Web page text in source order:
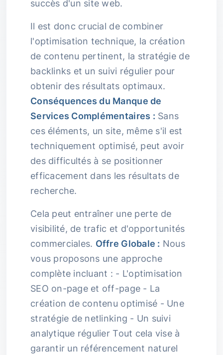
succès d'un site web.
Il est donc crucial de combiner
l'optimisation technique, la création
de contenu pertinent, la stratégie de
backlinks et un suivi régulier pour
obtenir des résultats optimaux.
Conséquences du Manque de
Services Complémentaires : Sans
ces éléments, un site, même s'il est
techniquement optimisé, peut avoir
des difficultés à se positionner
efficacement dans les résultats de
recherche.
Cela peut entraîner une perte de
visibilité, de trafic et d'opportunités
commerciales. Offre Globale : Nous
vous proposons une approche
complète incluant : - L'optimisation
SEO on-page et off-page - La
création de contenu optimisé - Une
stratégie de netlinking - Un suivi
analytique régulier Tout cela vise à
garantir un référencement naturel